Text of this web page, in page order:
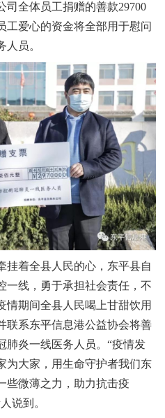
司全体员工捐赠的善款29700
工爱心的资金将全部用于慰问
人员。
着全县人民的心，东平县自
一线，勇于承担社会责任，不
情期间全县人民喝上甘甜饮用
联系东平信息港公益协会将善
肺炎一线医务人员。“疫情发
为大家，用生命守护者我们东
些微薄之力，助力抗击疫
说到。